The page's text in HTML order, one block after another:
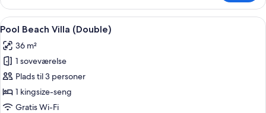
Villa
(Double)
Indlæs
alle
billeder
af
Pool
Beach
Villa
Et trægulvsrum med en seng, et
14
Pool Beach Villa (Double)
36 m²
1 soveværelse
Plads til 3 personer
1 kingsize-seng
Gratis Wi-Fi